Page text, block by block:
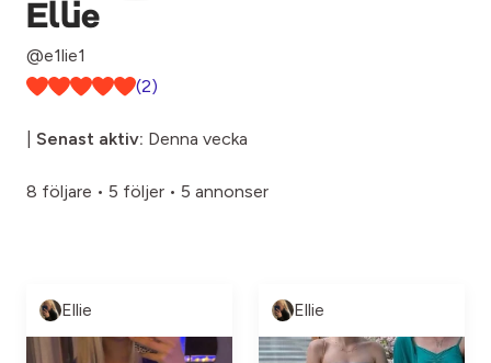
Ellie
@e1lie1
(2)
Senast aktiv: Denna vecka
8 följare • 5 följer • 5 annonser
Ellie Ellie